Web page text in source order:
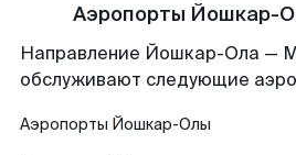
Аэропорты Йошкар-
Направление Йошкар-Ола —
обслуживают следующие
Аэропорты Йошкар-Олы